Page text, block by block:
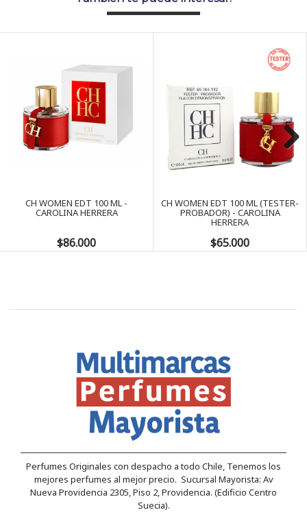
CH WOMEN EDT 100 ML -
CAROLINA HERRERA
$86.000
CH WOMEN EDT 100 ML (TESTER-
PROBADOR) - CAROLINA
HERRERA
$65.000
Next
Perfumes Originales con despacho a todo Chile, Tenemos los
mejores perfumes al mejor precio. Sucursal Mayorista: Av
Nueva Providencia 2305, Piso 2, Providencia. (Edificio Centro
Suecia).